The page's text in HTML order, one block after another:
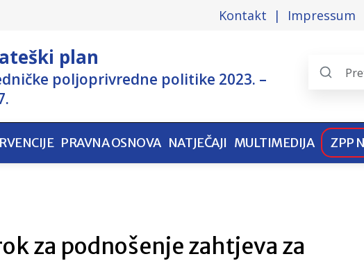
Kontakt Impressum
plan
poljoprivredne politike 2023. –
Search
pages
PRAVNA OSNOVA NATJEČAJI MULTIMEDIJA ZPP
za podnošenje zahtjeva za